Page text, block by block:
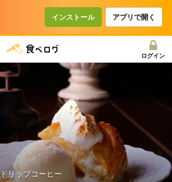
インストール アプリで開く
ログイン
リップコーヒー